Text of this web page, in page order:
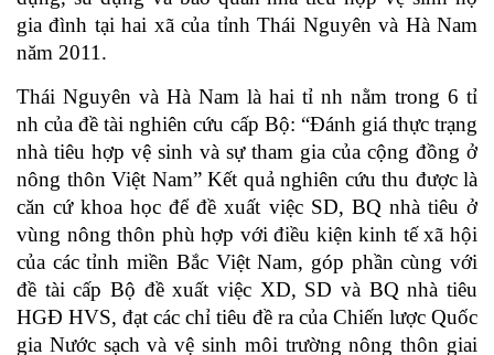
gia đình tại hai xã của tỉnh Thái Nguyên và Hà Nam
năm 2011.
Thái Nguyên và Hà Nam là hai tỉ nh nằm trong 6 tỉ
nh của đề tài nghiên cứu cấp Bộ: “Đánh giá thực trạng
nhà tiêu hợp vệ sinh và sự tham gia của cộng đồng ở
nông thôn Việt Nam” Kết quả nghiên cứu thu được là
căn cứ khoa học để đề xuất việc SD, BQ nhà tiêu ở
vùng nông thôn phù hợp với điều kiện kinh tế xã hội
của các tỉnh miền Bắc Việt Nam, góp phần cùng với
đề tài cấp Bộ đề xuất việc XD, SD và BQ nhà tiêu
HGĐ HVS, đạt các chỉ tiêu đề ra của Chiến lược Quốc
gia Nước sạch và vệ sinh môi trường nông thôn giai